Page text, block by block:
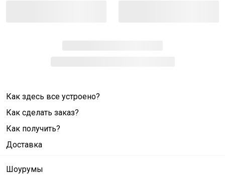
Как здесь все устроено?
Как сделать заказ?
Как получить?
Доставка
Шоурумы